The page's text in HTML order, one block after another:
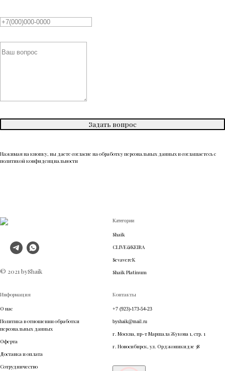
Задать вопрос
Нажимая на кнопку, вы даете согласие на обработку персональных данных и соглашаетесь c
политикой конфиденциальности
© 2021 byShaik
Категории
Shaik
CLIVE&KEIRA
SevavereK
Shaik Platinum
Информация
О нас
Политика в отношении обработки
персональных данных
Оферта
Доставка и оплата
Сотрудничество
Контакты
+7 (923)-173-54-23
byshaik@mail.ru
г. Москва, пр-т Маршала Жукова 1, стр. 1
г. Новосибирск, ул. Орджоникидзе 38